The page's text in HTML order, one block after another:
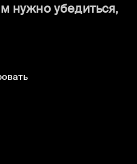
нужно убедиться,